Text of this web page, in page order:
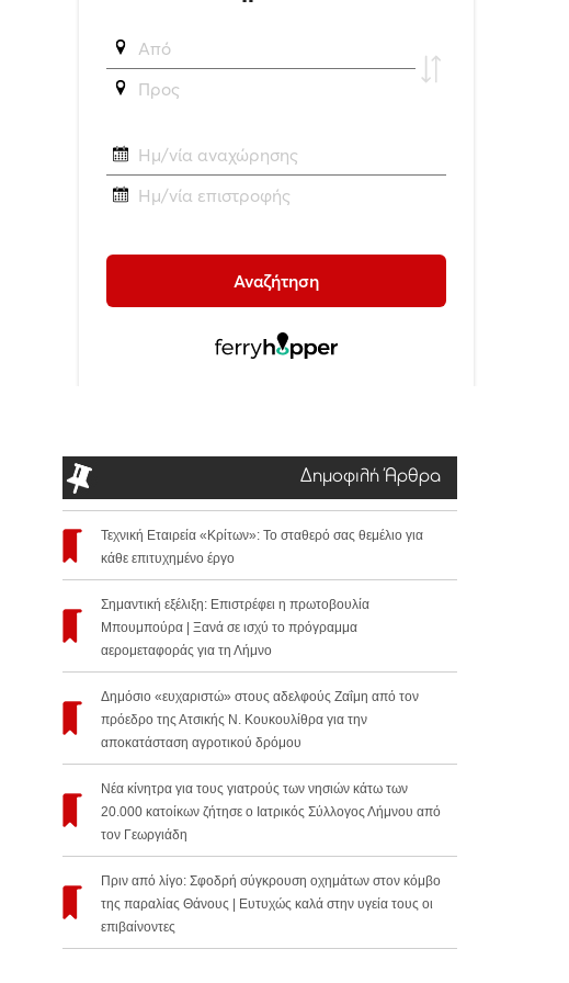
Δημοφιλή Άρθρα
Τεχνική Εταιρεία «Κρίτων»: Το σταθερό σας θεμέλιο για
κάθε επιτυχημένο έργο
Σημαντική εξέλιξη: Επιστρέφει η πρωτοβουλία
Μπουμπούρα | Ξανά σε ισχύ το πρόγραμμα
αερομεταφοράς για τη Λήμνο
Δημόσιο «ευχαριστώ» στους αδελφούς Ζαΐμη από τον
πρόεδρο της Ατσικής Ν. Κουκουλίθρα για την
αποκατάσταση αγροτικού δρόμου
Νέα κίνητρα για τους γιατρούς των νησιών κάτω των
20.000 κατοίκων ζήτησε ο Ιατρικός Σύλλογος Λήμνου από
τον Γεωργιάδη
Πριν από λίγο: Σφοδρή σύγκρουση οχημάτων στον κόμβο
της παραλίας Θάνους | Ευτυχώς καλά στην υγεία τους οι
επιβαίνοντες